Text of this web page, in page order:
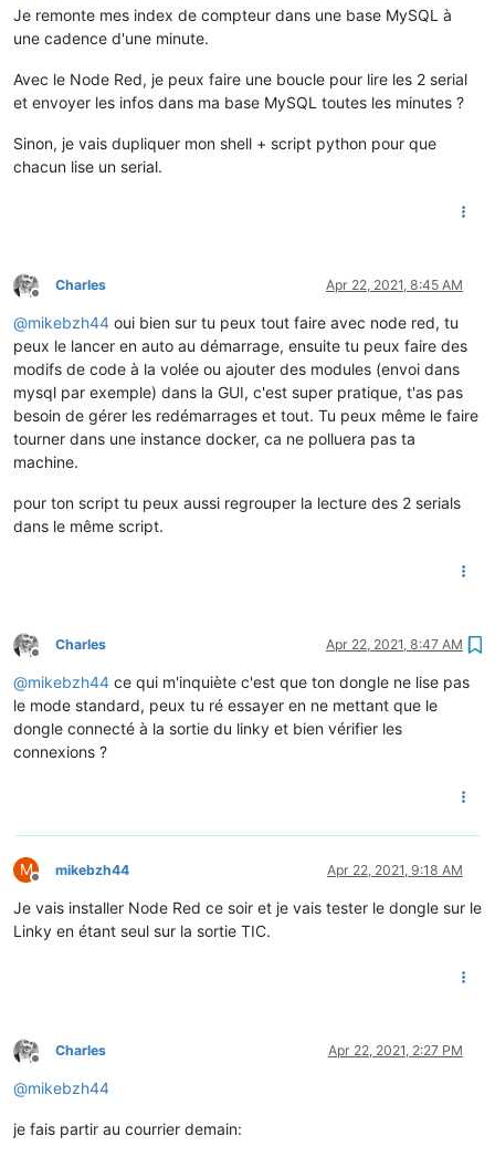
Je remonte mes index de compteur dans une base MySQL à
une cadence d'une minute.
Avec le Node Red, je peux faire une boucle pour lire les 2 serial
et envoyer les infos dans ma base MySQL toutes les minutes ?
Sinon, je vais dupliquer mon shell + script python pour que
chacun lise un serial.
Offline
Charles Apr 22, 2021, 8:45 AM
@mikebzh44 oui bien sur tu peux tout faire avec node red, tu
peux le lancer en auto au démarrage, ensuite tu peux faire des
modifs de code à la volée ou ajouter des modules (envoi dans
mysql par exemple) dans la GUI, c'est super pratique, t'as pas
besoin de gérer les redémarrages et tout. Tu peux même le faire
tourner dans une instance docker, ca ne polluera pas ta
machine.
pour ton script tu peux aussi regrouper la lecture des 2 serials
dans le même script.
Offline
Charles Apr 22, 2021, 8:47 AM
@mikebzh44 ce qui m'inquiète c'est que ton dongle ne lise pas
le mode standard, peux tu ré essayer en ne mettant que le
dongle connecté à la sortie du linky et bien vérifier les
connexions ?
M
Offline
mikebzh44 Apr 22, 2021, 9:18 AM
Je vais installer Node Red ce soir et je vais tester le dongle sur le
Linky en étant seul sur la sortie TIC.
Offline
Charles Apr 22, 2021, 2:27 PM
@mikebzh44
je fais partir au courrier demain: